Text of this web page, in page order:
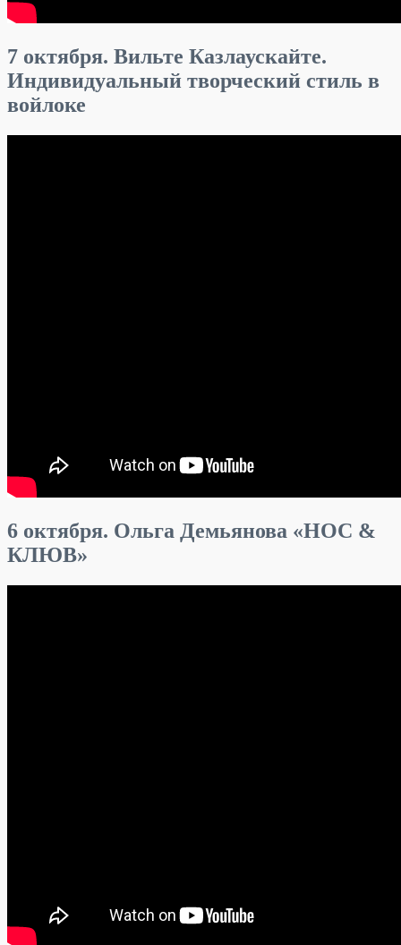
7 октября. Вильте Казлаускайте.
Индивидуальный творческий стиль в
войлоке
6 октября. Ольга Демьянова «НОС &
КЛЮВ»